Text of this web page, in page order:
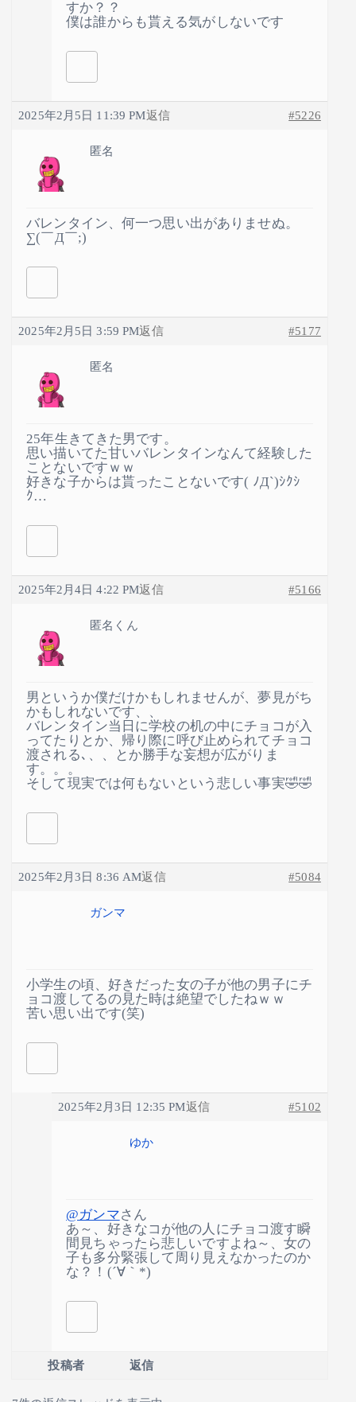
すか？？
僕は誰からも貰える気がしないです
2025年2月5日 11:39 PM #5226
返信
匿名
バレンタイン、何一つ思い出がありませぬ。
∑(￣Д￣;)
2025年2月5日 3:59 PM #5177
返信
匿名
25年生きてきた男です。
思い描いてた甘いバレンタインなんて経験した
ことないですｗｗ
好きな子からは貰ったことないです( ﾉД`)ｼｸｼ
ｸ…
2025年2月4日 4:22 PM #5166
返信
匿名くん
男というか僕だけかもしれませんが、夢見がち
かもしれないです、、
バレンタイン当日に学校の机の中にチョコが入
ってたりとか、帰り際に呼び止められてチョコ
渡される､、、とか勝手な妄想が広がりま
す。。。
そして現実では何もないという悲しい事実🤣🤣
2025年2月3日 8:36 AM #5084
返信
ガンマ
小学生の頃、好きだった女の子が他の男子にチ
ョコ渡してるの見た時は絶望でしたねｗｗ
苦い思い出です(笑)
2025年2月3日 12:35 PM #5102
返信
ゆか
@ガンマさん
あ～、好きなコが他の人にチョコ渡す瞬
間見ちゃったら悲しいですよね～、女の
子も多分緊張して周り見えなかったのか
な？！(´∀｀*)
投稿者 返信